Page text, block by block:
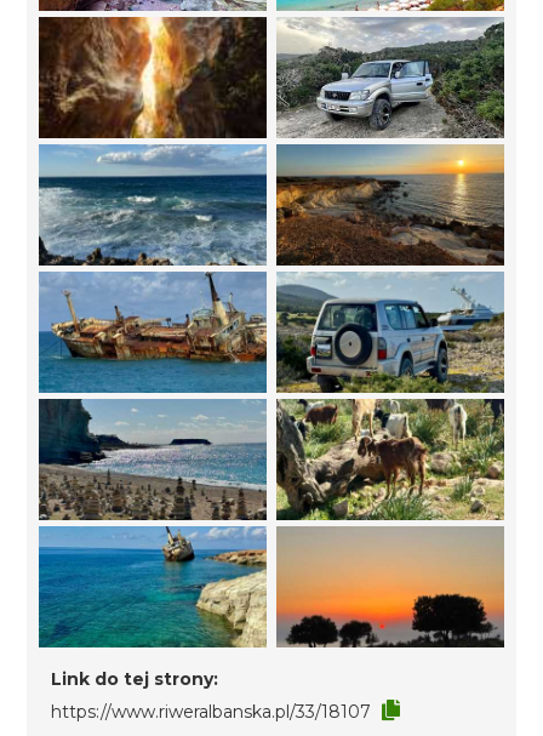
Link do tej strony:
https://www.riweralbanska.pl/33/18107